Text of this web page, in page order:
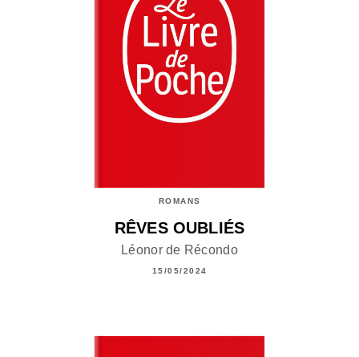
ROMANS
RÊVES OUBLIÉS
Léonor de Récondo
15/05/2024